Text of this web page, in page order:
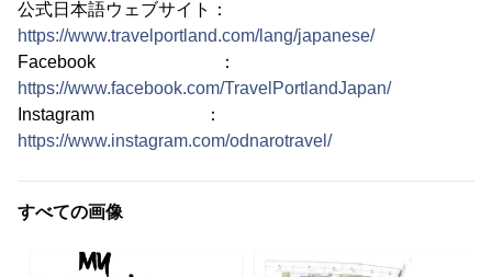
公式日本語ウェブサイト：
https://www.travelportland.com/lang/japanese/
Facebook ：
https://www.facebook.com/TravelPortlandJapan/
Instagram ：
https://www.instagram.com/odnarotravel/
すべての画像